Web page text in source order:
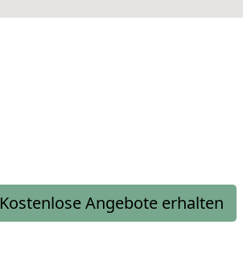
Kostenlose Angebote erhalten